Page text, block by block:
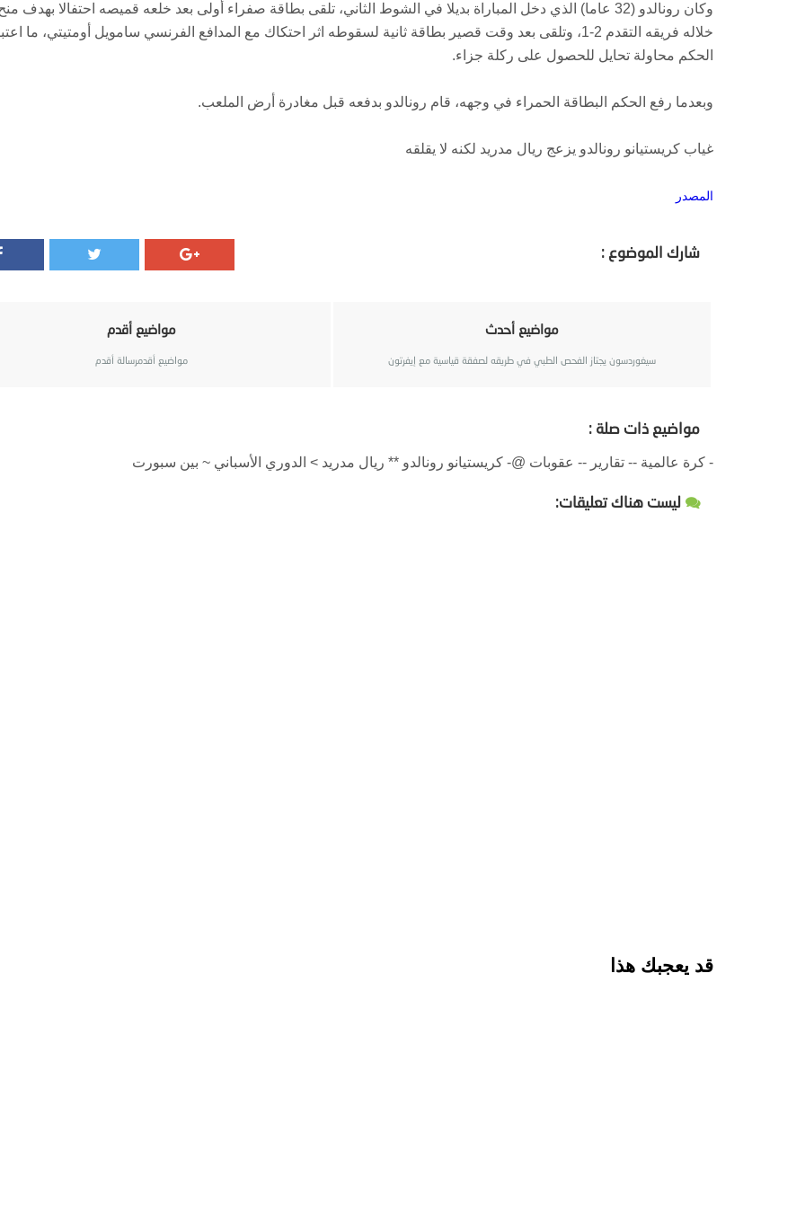
وكان رونالدو (32 عاما) الذي دخل المباراة بديلا في الشوط الثاني، تلقى بطاقة صفراء أولى بعد خلعه قميصه احتفالا بهدف
خلاله فريقه التقدم 2-1، وتلقى بعد وقت قصير بطاقة ثانية لسقوطه اثر احتكاك مع المدافع الفرنسي سامويل أومتيتي، ما
الحكم محاولة تحايل للحصول على ركلة جزاء.
وبعدما رفع الحكم البطاقة الحمراء في وجهه، قام رونالدو بدفعه قبل مغادرة أرض الملعب.
غياب كريستيانو رونالدو يزعج ريال مدريد لكنه لا يقلقه
المصدر
شارك الموضوع :
مواضيع أحدث
سيغوردسون يجتاز الفحص الطبي في طريقه لصفقة قياسية مع إيفرتون
مواضيع أقدم
مواضيع أقدمرسالة أقدم
مواضيع ذات صلة :
- كرة عالمية -- تقارير -- عقوبات @- كريستيانو رونالدو ** ريال مدريد > الدوري الأسباني ~ بين سبورت
ليست هناك تعليقات:
قد يعجبك هذا